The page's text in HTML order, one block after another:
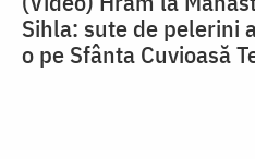
Sihla: sute de pelerini
o pe Sfânta Cuvioasă